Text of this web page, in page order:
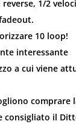
1/2
10 loop!
interessante
a cui viene
comprare
consigliato il